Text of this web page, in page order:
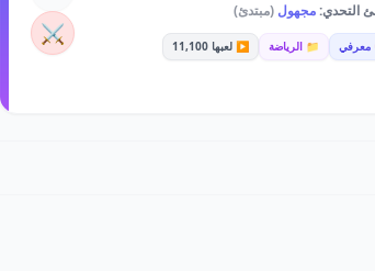
التحدي:مجهول(مبتدئ)
معرفي 📁 الرياضة ▶️ لعبها 11,100 ⚔️